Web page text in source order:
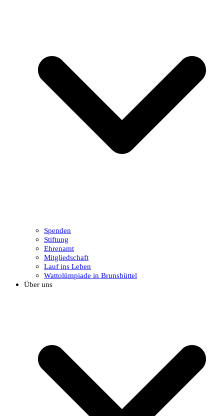
Spenden
Stiftung
Ehrenamt
Mitgliedschaft
Lauf ins Leben
Wattolümpiade in Brunsbüttel
Über uns